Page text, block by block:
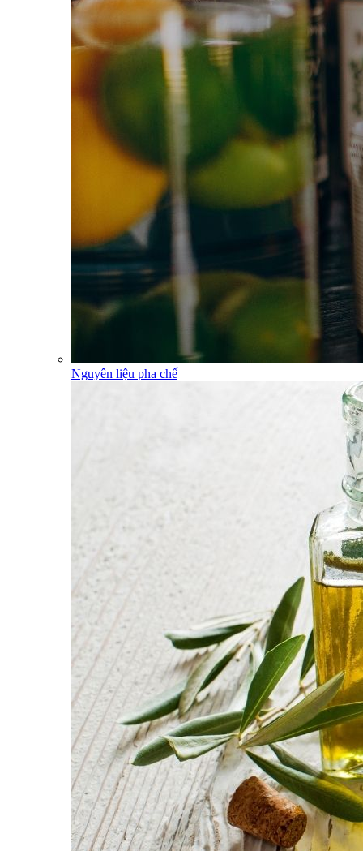
Nguyên liệu pha chế